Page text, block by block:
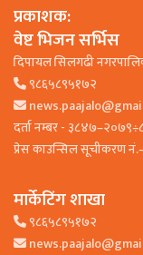
प्रकाशक:
वेष्ट भिजन सर्भिस
दिपायल सिलगढी
९८६५८९५१७२
दर्ता नम्बर -
प्रेस काउन्सिल सूचीकरण
मार्केटिंग शाखा
९८६५८९५१७२